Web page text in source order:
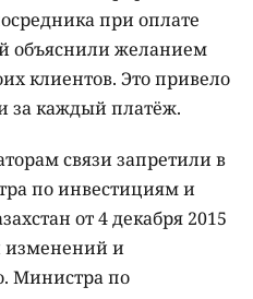
при оплате
объяснили желанием
клиентов. Это привело
за каждый платёж.
связи запретили в
по инвестициям и
от 4 декабря 2015
изменений и
Министра по